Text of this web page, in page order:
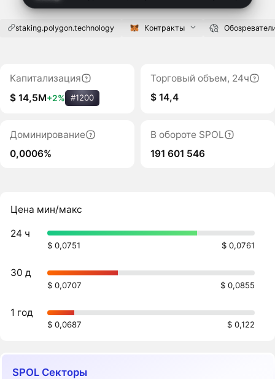
staking.polygon.technology Контракты
Капитализация
$ 14,5M+2% #1200
Торговый объем, 24ч
$ 14,4
Доминирование
0,0006%
В обороте SPOL
191 601 546
Цена мин/макс
24 ч
$ 0,0751 $ 0,0761
30 д
$ 0,0707 $ 0,0855
1 год
$ 0,0687 $ 0,122
SPOL Секторы